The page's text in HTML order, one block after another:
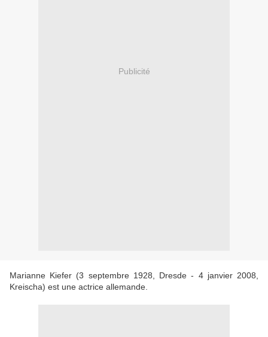
Publicité
Marianne Kiefer (3 septembre 1928, Dresde - 4 janvier 2008,
Kreischa) est une actrice allemande.